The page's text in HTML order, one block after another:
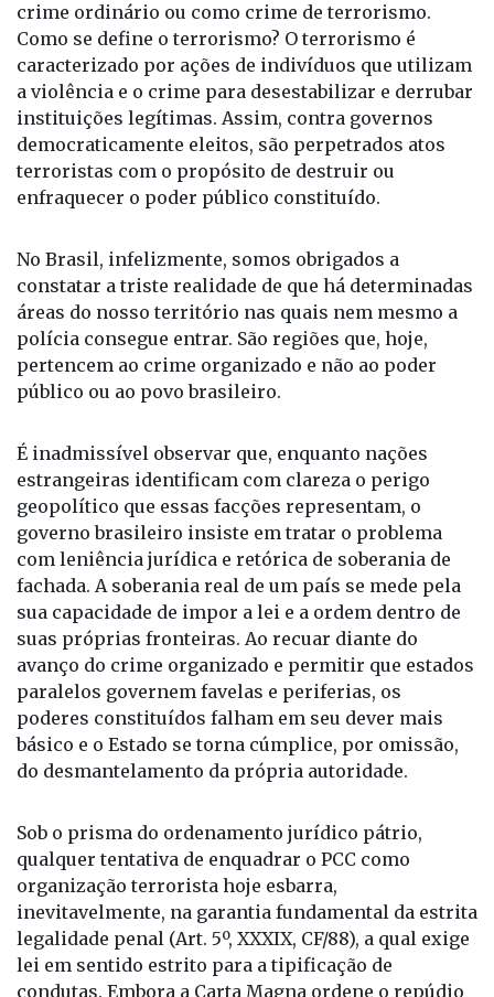
crime ordinário ou como crime de terrorismo.
Como se define o terrorismo? O terrorismo é
caracterizado por ações de indivíduos que utilizam
a violência e o crime para desestabilizar e derrubar
instituições legítimas. Assim, contra governos
democraticamente eleitos, são perpetrados atos
terroristas com o propósito de destruir ou
enfraquecer o poder público constituído.
No Brasil, infelizmente, somos obrigados a
constatar a triste realidade de que há determinadas
áreas do nosso território nas quais nem mesmo a
polícia consegue entrar. São regiões que, hoje,
pertencem ao crime organizado e não ao poder
público ou ao povo brasileiro.
É inadmissível observar que, enquanto nações
estrangeiras identificam com clareza o perigo
geopolítico que essas facções representam, o
governo brasileiro insiste em tratar o problema
com leniência jurídica e retórica de soberania de
fachada. A soberania real de um país se mede pela
sua capacidade de impor a lei e a ordem dentro de
suas próprias fronteiras. Ao recuar diante do
avanço do crime organizado e permitir que estados
paralelos governem favelas e periferias, os
poderes constituídos falham em seu dever mais
básico e o Estado se torna cúmplice, por omissão,
do desmantelamento da própria autoridade.
Sob o prisma do ordenamento jurídico pátrio,
qualquer tentativa de enquadrar o PCC como
organização terrorista hoje esbarra,
inevitavelmente, na garantia fundamental da estrita
legalidade penal (Art. 5º, XXXIX, CF/88), a qual exige
lei em sentido estrito para a tipificação de
condutas. Embora a Carta Magna ordene o repúdio